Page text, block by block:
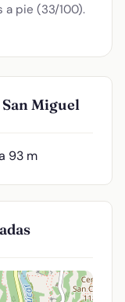
pie (33/100).
Miguel
93 m